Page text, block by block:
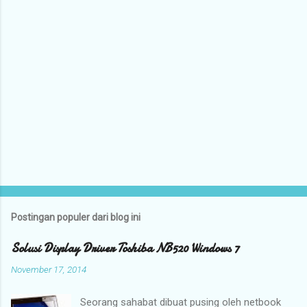
Postingan populer dari blog ini
Solusi Display Driver Toshiba NB520 Windows 7
November 17, 2014
Seorang sahabat dibuat pusing oleh netbook